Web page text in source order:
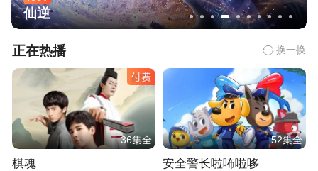
仙逆
正在热播 换一换
36集全
棋魂
52集全
安全警长啦咘啦哆